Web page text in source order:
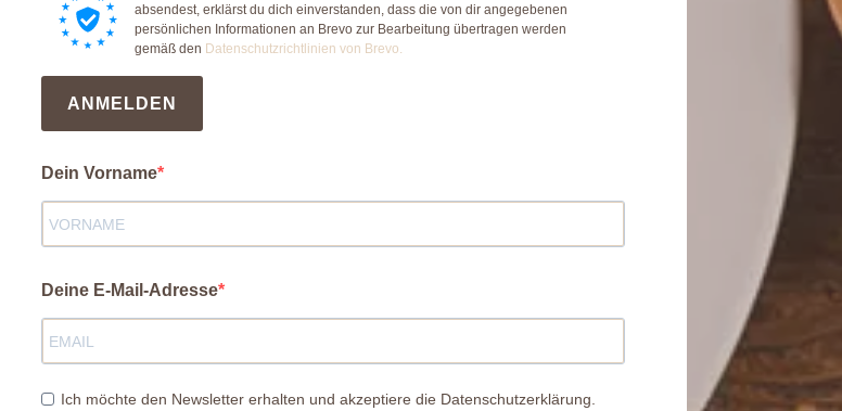
absendest, erklärst du dich einverstanden, dass die von dir angegebenen
persönlichen Informationen an Brevo zur Bearbeitung übertragen werden
gemäß den Datenschutzrichtlinien von Brevo.
ANMELDEN
Dein Vorname
Deine E-Mail-Adresse
Ich möchte den Newsletter erhalten und akzeptiere die Datenschutzerklärung.